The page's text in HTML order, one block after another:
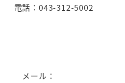
312-5002
：